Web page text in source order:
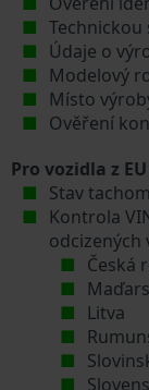
Technickou
Údaje o
Modelový
Místo
Ověření
Pro vozidla z
Stav
Kontrola
odcizených
Česká
Litva